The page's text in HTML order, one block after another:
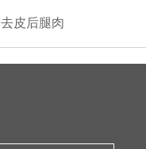
去皮后腿肉